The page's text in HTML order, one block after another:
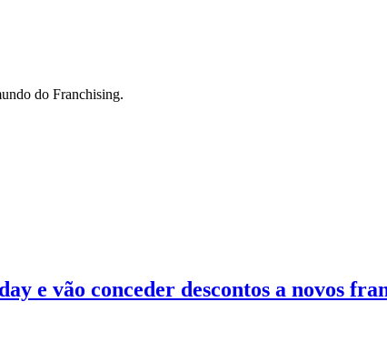
do Franchising.
e vão conceder descontos a novos